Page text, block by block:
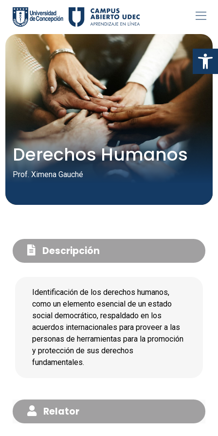
Skip
content
Derechos Humanos
Prof. Ximena Gauché
Descripción
Identificación de los derechos humanos,
como un elemento esencial de un estado
social democrático, respaldado en los
acuerdos internacionales para proveer a las
personas de herramientas para la promoción
y protección de sus derechos
fundamentales.
Relator